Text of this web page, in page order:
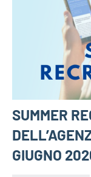
SUMMER
GIUGNO